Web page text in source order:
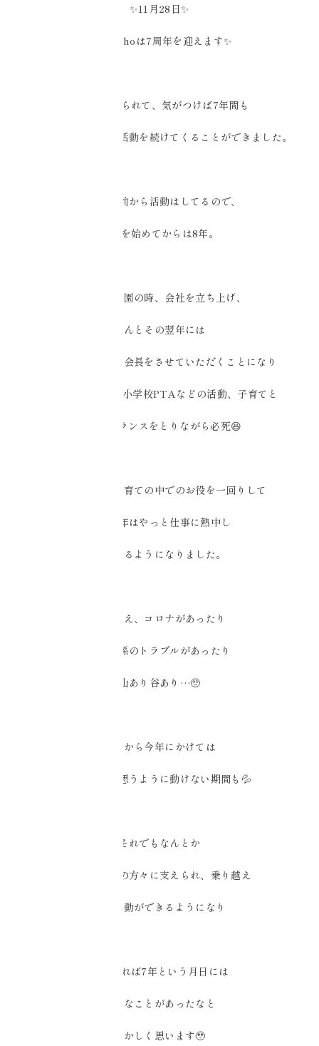
✨11月28日✨
Ciel Echoは7周年を迎えます✨
皆様に支えられて、気がつけば7年間も
クリスタルボウルの活動を続けてくることができました。
その一年前から活動はしてるので、
活動を始めてからは8年。
子供が幼稚園の時、会社を立ち上げ、
なんとその翌年には
幼稚園の父母会の会長をさせていただくことになり
その後も子供会や小学校PTAなどの活動、子育てと
両輪でバランスをとりながら必死😆
気がつけば、子育ての中でのお役を一回りして
ここ数年はやっと仕事に熱中し
楽しめるようになりました。
とはいえ、コロナがあったり
人間関係のトラブルがあったり
山あり谷あり…🥺
昨年から今年にかけては
肩の負傷で思うように動けない期間も💦
それでもなんとか
暖かな周りの方々に支えられ、乗り越え
また活動ができるようになり
振り返れば7年という月日には
様々なことがあったなと
懐かしく思います🥹